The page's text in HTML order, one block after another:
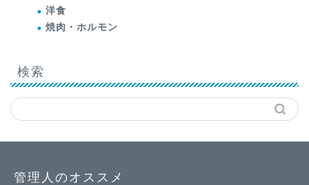
洋食
焼肉・ホルモン
検索
管理人のオススメ